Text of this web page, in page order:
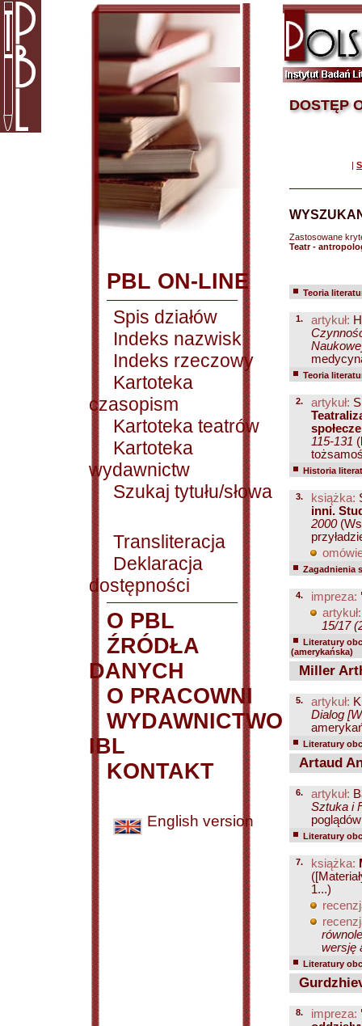
PBL ON-LINE
Spis działów
Indeks nazwisk
Indeks rzeczowy
Kartoteka
czasopism
Kartoteka teatrów
Kartoteka
wydawnictw
Szukaj tytułu/słowa
Transliteracja
Deklaracja
dostępności
O PBL
ŹRÓDŁA
DANYCH
O PRACOWNI
WYDAWNICTWO
IBL
KONTAKT
English version
DOSTĘP
|
Zastosowane
Teatr -
Teoria
1. artykuł:
Teoria
2. artykuł:
115-131
Historia
3. książka:
inni.
2000
Zagadnienia
4. impreza:
artykuł:
15/17
Literatury
(amerykańska)
Miller
5. artykuł:
Dialog
Literatury
Artaud
6. artykuł:
Sztuka i
Literatury
7. książka:
1...)
wersję
Literatury
8. impreza: